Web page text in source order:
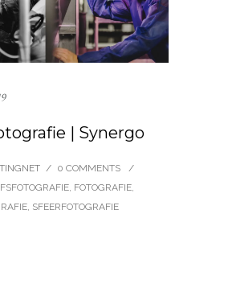
| Synergo
/ 0 COMMENTS
/
, FOTOGRAFIE,
, SFEERFOTOGRAFIE